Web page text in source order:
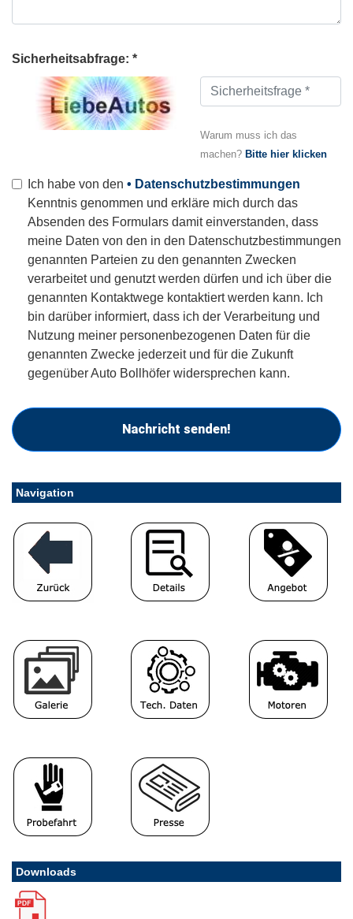
Sicherheitsabfrage: *
Warum muss ich das
machen? Bitte hier klicken
Ich habe von den • Datenschutzbestimmungen
Kenntnis genommen und erkläre mich durch das
Absenden des Formulars damit einverstanden, dass
meine Daten von den in den Datenschutzbestimmungen
genannten Parteien zu den genannten Zwecken
verarbeitet und genutzt werden dürfen und ich über die
genannten Kontaktwege kontaktiert werden kann. Ich
bin darüber informiert, dass ich der Verarbeitung und
Nutzung meiner personenbezogenen Daten für die
genannten Zwecke jederzeit und für die Zukunft
gegenüber Auto Bollhöfer widersprechen kann.
Nachricht senden!
Navigation
Downloads